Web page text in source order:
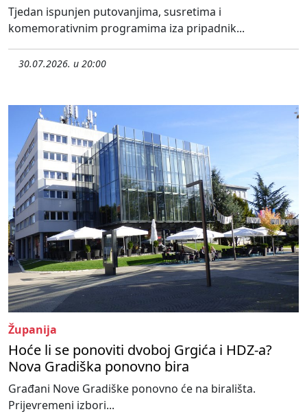
Tjedan ispunjen putovanjima, susretima i
komemorativnim programima iza pripadnik...
30.07.2026. u 20:00
Županija
Hoće li se ponoviti dvoboj Grgića i HDZ-a?
Nova Gradiška ponovno bira
Građani Nove Gradiške ponovno će na birališta.
Prijevremeni izbori...